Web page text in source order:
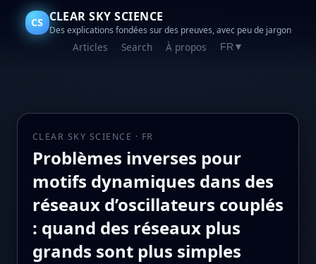
CS CLEAR SKY SCIENCE
Des explications fondées sur des preuves, avec peu de jargon
Articles Search À propos FR ▼
CLEAR SKY SCIENCE · FR
Problèmes inverses pour
motifs dynamiques dans des
réseaux d’oscillateurs couplés
: quand des réseaux plus
grands sont plus simples